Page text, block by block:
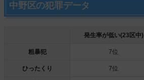
中野区の犯罪データ
発生率が低い(23区中)
粗暴犯 7位
ひったくり 7位